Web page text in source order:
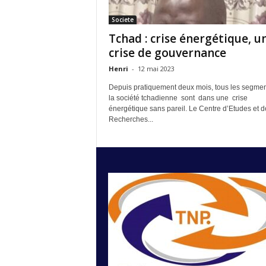
Societe
Tchad : crise énergétique,
crise de gouvernance
Henri - 12 mai 2023
Depuis pratiquement deux mois, tous les
la société tchadienne sont dans une crise
énergétique sans pareil. Le Centre d’Etudes et
Recherches...